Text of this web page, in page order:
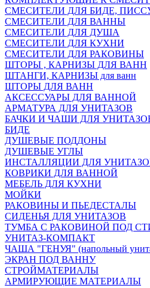
СМЕСИТЕЛИ ДЛЯ БИДЕ,
СМЕСИТЕЛИ ДЛЯ ВАННЫ
СМЕСИТЕЛИ ДЛЯ ДУША
СМЕСИТЕЛИ ДЛЯ КУХНИ
СМЕСИТЕЛИ ДЛЯ РАКОВИНЫ
ШТОРЫ , КАРНИЗЫ ДЛЯ ВАНН
ШТАНГИ, КАРНИЗЫ для ванн
ШТОРЫ ДЛЯ ВАНН
АКСЕССУАРЫ ДЛЯ ВАННОЙ
АРМАТУРА ДЛЯ УНИТАЗОВ
БАЧКИ И ЧАШИ ДЛЯ
БИДЕ
ДУШЕВЫЕ ПОДДОНЫ
ДУШЕВЫЕ УГЛЫ
ИНСТАЛЛЯЦИИ ДЛЯ
КОВРИКИ ДЛЯ ВАННОЙ
МЕБЕЛЬ ДЛЯ КУХНИ
МОЙКИ
РАКОВИНЫ И ПЬЕДЕСТАЛЫ
СИДЕНЬЯ ДЛЯ УНИТАЗОВ
ТУМБА С РАКОВИНОЙ ПОД
УНИТАЗ-КОМПАКТ
ЧАША "ГЕНУЯ" (напольный
ЭКРАН ПОД ВАННУ
СТРОЙМАТЕРИАЛЫ
АРМИРУЮЩИЕ МАТЕРИАЛЫ